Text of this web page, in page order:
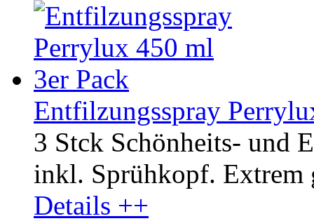
Entfilzungsspray
3 Stck Schönheits- und
inkl. Sprühkopf. Extrem
Details ++